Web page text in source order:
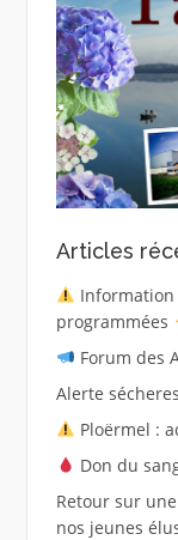
Articles
Information
programmées
Forum des
Alerte
Ploërmel :
Don du
Retour sur
nos jeunes